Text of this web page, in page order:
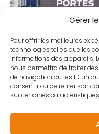
Gérer
Pour offrir les meilleures
technologies telles que les
informations des appareils.
nous permettra de traiter
de navigation ou les ID
consentir ou de retirer son
sur certaines